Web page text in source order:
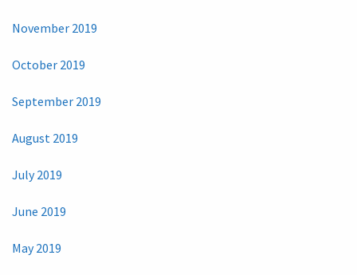
November 2019
October 2019
September 2019
August 2019
July 2019
June 2019
May 2019